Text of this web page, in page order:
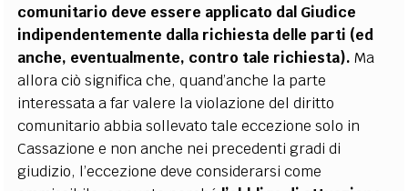
comunitario deve essere applicato dal Giudice
indipendentemente dalla richiesta delle parti (ed
anche, eventualmente, contro tale richiesta).Ma
allora ciò significa che, quand’anche la parte
interessata a far valere la violazione del diritto
comunitario abbia sollevato tale eccezione solo in
Cassazione e non anche nei precedenti gradi di
giudizio, l’eccezione deve considerarsi come